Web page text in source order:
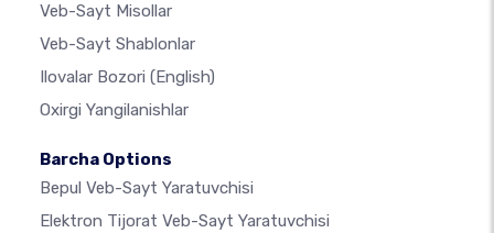
Veb-Sayt Misollar
Veb-Sayt Shablonlar
Ilovalar Bozori (English)
Oxirgi Yangilanishlar
Barcha Options
Bepul Veb-Sayt Yaratuvchisi
Elektron Tijorat Veb-Sayt Yaratuvchisi